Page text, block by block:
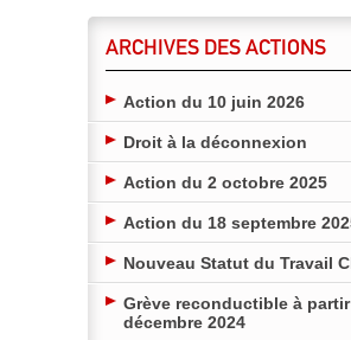
ARCHIVES DES ACTIONS
Action du 10 juin 2026
Droit à la déconnexion
Action du 2 octobre 2025
Action du 18 septembre
Nouveau Statut du Travail
Grève reconductible à
décembre 2024